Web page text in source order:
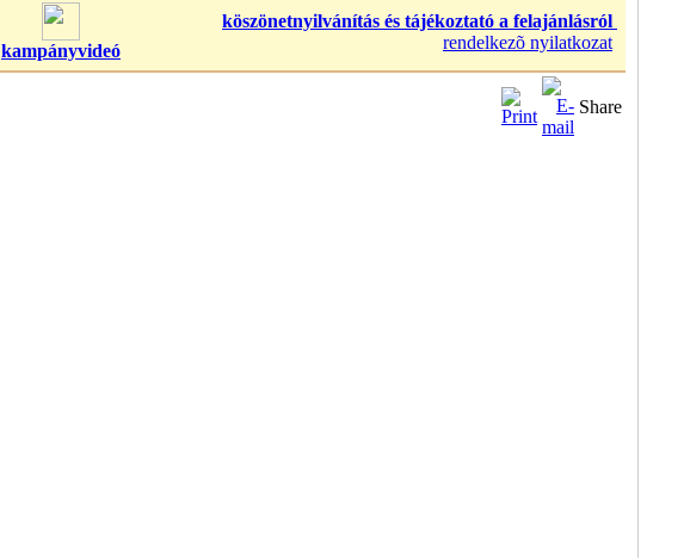
kampányvideó
köszönetnyilvánítás és tájékoztató a felajánlásról
rendelkezõ nyilatkozat
Share